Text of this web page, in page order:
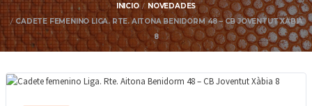
INICIO
NOVEDADES
CADETE FEMENINO LIGA. RTE. AITONA BENIDORM 48 – CB JOVENTUT XÀBIA
8